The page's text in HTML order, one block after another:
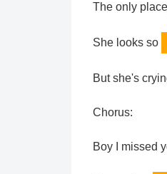
The only place
She looks so
But she's
Chorus:
Boy I missed